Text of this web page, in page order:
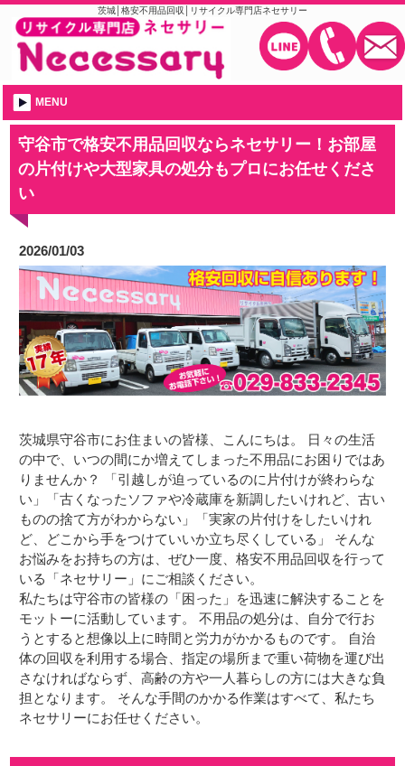
茨城│格安不用品回収│リサイクル専門店ネセサリー
MENU
守谷市で格安不用品回収ならネセサリー！お部屋
の片付けや大型家具の処分もプロにお任せくださ
い
2026/01/03
茨城県守谷市にお住まいの皆様、こんにちは。 日々の生活
の中で、いつの間にか増えてしまった不用品にお困りではあ
りませんか？ 「引越しが迫っているのに片付けが終わらな
い」「古くなったソファや冷蔵庫を新調したいけれど、古い
ものの捨て方がわからない」「実家の片付けをしたいけれ
ど、どこから手をつけていいか立ち尽くしている」 そんな
お悩みをお持ちの方は、ぜひ一度、格安不用品回収を行って
いる「ネセサリー」にご相談ください。
私たちは守谷市の皆様の「困った」を迅速に解決することを
モットーに活動しています。 不用品の処分は、自分で行お
うとすると想像以上に時間と労力がかかるものです。 自治
体の回収を利用する場合、指定の場所まで重い荷物を運び出
さなければならず、高齢の方や一人暮らしの方には大きな負
担となります。 そんな手間のかかる作業はすべて、私たち
ネセサリーにお任せください。